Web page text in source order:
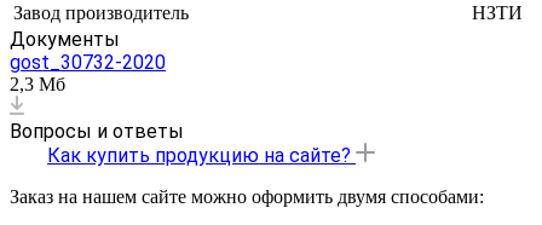
Завод производитель
НЗТИ
Документы
gost_30732-2020
2,3 Мб
Вопросы и ответы
Как купить продукцию на сайте?
Заказ на нашем сайте можно оформить двумя способами: